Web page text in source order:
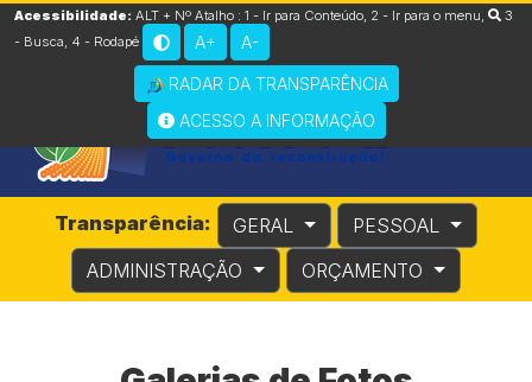
Acessibilidade: ALT + Nº Atalho : 1 - Ir para Conteúdo, 2 - Ir para o menu,
3
- Busca 4 - Rodapé A+ A-
RADAR DA TRANSPARÊNCIA
ACESSO A INFORMAÇÃO
Transparência: GERAL
PESSOAL
ADMINISTRAÇÃO
ORÇAMENTO